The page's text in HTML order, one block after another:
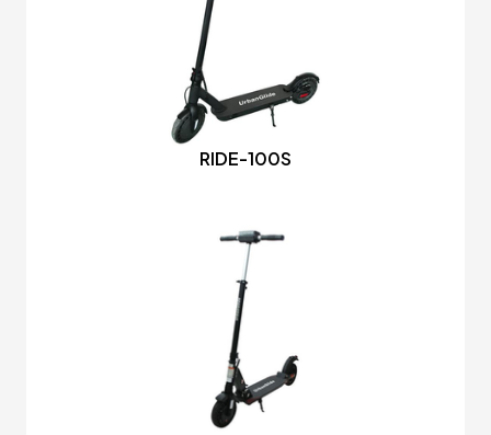
RIDE-100S